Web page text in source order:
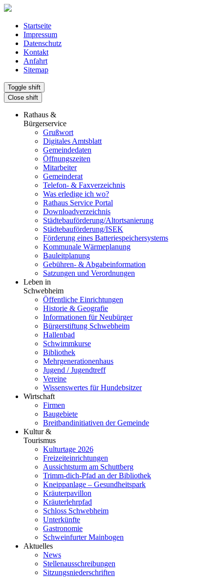
Startseite
Impressum
Datenschutz
Kontakt
Anfahrt
Sitemap
Toggle shift
Close shift
Rathaus &
Bürgerservice
Grußwort
Digitales Amtsblatt
Gemeindedaten
Öffnungszeiten
Mitarbeiter
Gemeinderat
Telefon- & Faxverzeichnis
Was erledige ich wo?
Rathaus Service Portal
Downloadverzeichnis
Städtebauförderung/Altortsanierung
Städtebauförderung/ISEK
Förderung eines Batteriespeichersystems
Kommunale Wärmeplanung
Bauleitplanung
Gebühren- & Abgabeinformation
Satzungen und Verordnungen
Leben in
Schwebheim
Öffentliche Einrichtungen
Historie & Geografie
Informationen für Neubürger
Bürgerstiftung Schwebheim
Hallenbad
Schwimmkurse
Bibliothek
Mehrgenerationenhaus
Jugend / Jugendtreff
Vereine
Wissenswertes für Hundebsitzer
Wirtschaft
Firmen
Baugebiete
Breitbandinitiativen der Gemeinde
Kultur &
Tourismus
Kulturtage 2026
Freizeiteinrichtungen
Aussichtsturm am Schuttberg
Trimm-dich-Pfad an der Bibliothek
Kneippanlage – Gesundheitspark
Kräuterpavillon
Kräuterlehrpfad
Schloss Schwebheim
Unterkünfte
Gastronomie
Schweinfurter Mainbogen
Aktuelles
News
Stellenausschreibungen
Sitzungsniederschriften